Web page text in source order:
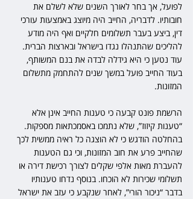
לפועל, אך בחר לאורך השנים שלא לשלם את
חובותיו. לדבריה, החייב היה מיוצג באמצעות עורכי
דין, ביצע בעבר תשלומים חלקיים ואף היה מודע
להליכים שהתנהלו נגדו בישראל ובארצות הברית.
עוד נטען כי היא גידלה לבדה את בנם המשותף,
בעוד החייב פועל במשך שנים להתחמק מתשלום
המזונות.
הרשמת פונט קבעה כי טענות החייב אינן אלא
“טענות קיזוז”, שלא נתמכו באסמכתאות מספקות.
בהחלטה הודגש כי לא הוצגה כל ראיה ממשית לכך
שהחייב פרע את חוב המזונות, וכי גם הטענות
להעברת מאות אלפי שקלים לצורך רכישת דירה או
תשלומי שכירות לא הוכחו. בנוסף נדחו טענותיו
בדבר “ניכור הורי”, לאחר שנקבע כי עזב את ישראל